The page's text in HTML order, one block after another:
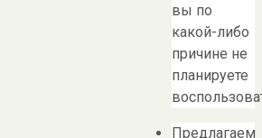
вы по
какой-либо
причине не
планируете
Предлагаем